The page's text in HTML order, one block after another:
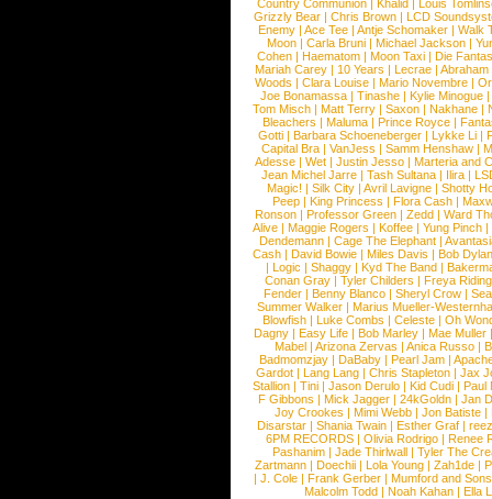
Country Communion | Khalid | Louis
Grizzly Bear | Chris Brown | LCD
Enemy | Ace Tee | Antje Schomaker | Walk
Moon |Carla Bruni |Michael Jackson |
Cohen |Haematom |Moon Taxi |Die
Mariah Carey | 10 Years | Lecrae | Abraham
Woods |Clara Louise |Mario Novembre |
Joe Bonamassa | Tinashe | Kylie Minogue |
Tom Misch |Matt Terry |Saxon |Nakhane |
Bleachers | Maluma | Prince Royce |
Gotti |Barbara Schoeneberger |Lykke Li |
Capital Bra |VanJess |Samm Henshaw |
Adesse |Wet |Justin Jesso |Marteria and
Jean Michel Jarre |Tash Sultana | Ilira |
Magic! | Silk City | Avril Lavigne | Shotty
Peep |King Princess |Flora Cash |
Ronson |Professor Green |Zedd |Ward
Alive |Maggie Rogers |Koffee |Yung Pinch |
Dendemann |Cage The Elephant |
Cash | David Bowie | Miles Davis | Bob Dylan
|Logic |Shaggy |Kyd The Band |
Conan Gray |Tyler Childers |Freya
Fender |Benny Blanco |Sheryl Crow |
Summer Walker |Marius Mueller-
Blowfish | Luke Combs | Celeste | Oh
Dagny |Easy Life |Bob Marley |Mae Muller
Mabel |Arizona Zervas |Anica Russo |
Badmomzjay |DaBaby |Pearl Jam |
Gardot | Lang Lang | Chris Stapleton | Jax
Stallion |Tini |Jason Derulo |Kid Cudi |Paul
F Gibbons | Mick Jagger | 24kGoldn | Jan
Joy Crookes | Mimi Webb | Jon Batiste |
Disarstar | Shania Twain | Esther Graf |
6PM RECORDS | Olivia Rodrigo | Renee
Pashanim |Jade Thirlwall |Tyler The
Zartmann | Doechii | Lola Young | Zah1de |
| J. Cole | Frank Gerber | Mumford and Sons
Malcolm Todd | Noah Kahan | Ella